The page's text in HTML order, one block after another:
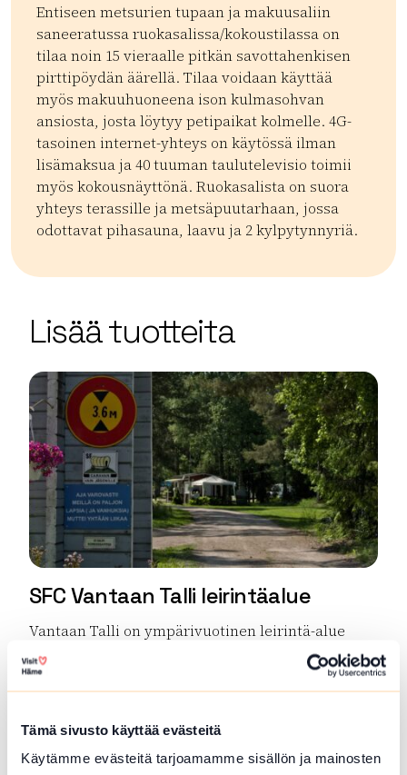
Tämä sivusto käyttää evästeitä
Käytämme evästeitä tarjoamamme sisällön ja mainosten
Entiseen metsurien tupaan ja makuusaliin
saneeratussa ruokasalissa/kokoustilassa on
tilaa noin 15 vieraalle pitkän savottahenkisen
pirttipöydän äärellä. Tilaa voidaan käyttää
myös makuuhuoneena ison kulmasohvan
ansiosta, josta löytyy petipaikat kolmelle. 4G-
tasoinen internet-yhteys on käytössä ilman
lisämaksua ja 40 tuuman taulutelevisio toimii
myös kokousnäyttönä. Ruokasalista on suora
yhteys terassille ja metsäpuutarhaan, jossa
odottavat pihasauna, laavu ja 2 kylpytynnyriä.
OpenStreetMap
Lisää tuotteita
SFC Vantaan Talli leirintäalue
Vantaan Talli on ympärivuotinen leirintä-alue
Hausjärven luonnon keskellä Kanta-Hämeessä,...
Lue lisää tuotteesta SFC Vantaan Talli leirintäalue